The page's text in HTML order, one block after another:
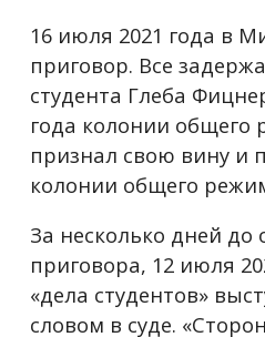
16 июля 2021 года в
приговор. Все
студента Глеба
года колонии общего
признал свою вину и
колонии общего
За несколько дней до
приговора, 12 июля
«дела студентов»
словом в суде.